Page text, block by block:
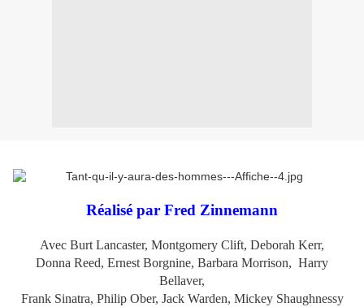
Réalisé par Fred Zinnemann
Avec Burt Lancaster, Montgomery Clift, Deborah Kerr,
Donna Reed, Ernest Borgnine, Barbara Morrison, Harry
Bellaver,
Frank Sinatra, Philip Ober, Jack Warden, Mickey Shaughnessy